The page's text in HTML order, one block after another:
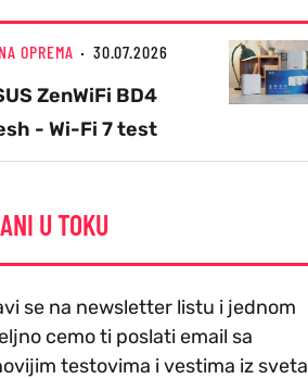
OPREMA 30.07.2026
ZenWiFi BD4
- Wi-Fi 7 test
U TOKU
se na newsletter listu i jednom
cemo ti poslati email sa
testovima i vestima iz sveta